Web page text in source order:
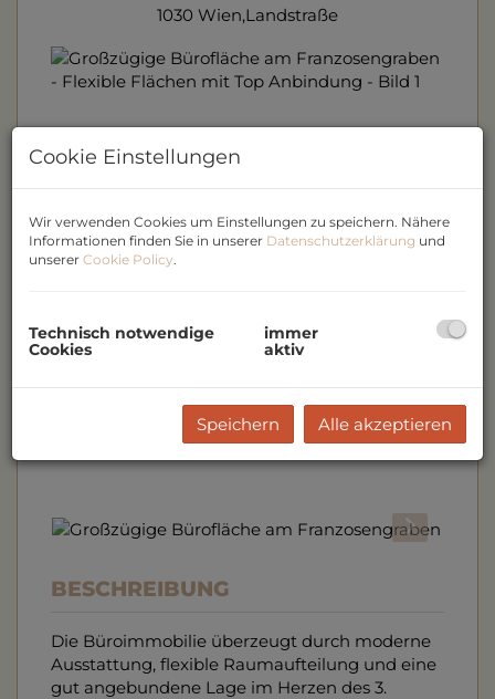
1030 Wien,Landstraße
BESCHREIBUNG
Die Büroimmobilie überzeugt durch moderne
Ausstattung, flexible Raumaufteilung und eine
gut angebundene Lage im Herzen des 3.
Cookie Einstellungen
Wir verwenden Cookies um Einstellungen zu speichern. Nähere
Informationen finden Sie in unserer Datenschutzerklärung und
unserer Cookie Policy.
Technisch notwendige
Cookies
immer
aktiv
Speichern Alle akzeptieren